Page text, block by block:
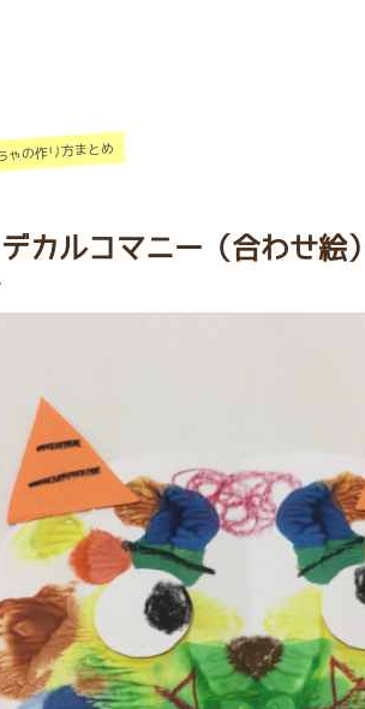
の作り方まとめ
デカルコマニー（合わせ